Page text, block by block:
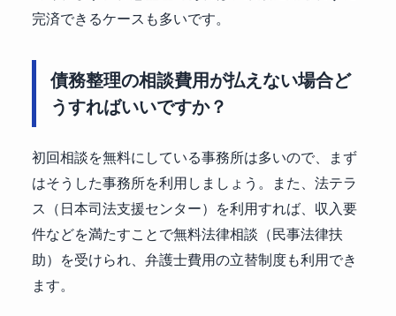
完済できるケースも多いです。
債務整理の相談費用が払えない場合ど
うすればいいですか？
初回相談を無料にしている事務所は多いので、まず
はそうした事務所を利用しましょう。また、法テラ
ス（日本司法支援センター）を利用すれば、収入要
件などを満たすことで無料法律相談（民事法律扶
助）を受けられ、弁護士費用の立替制度も利用でき
ます。